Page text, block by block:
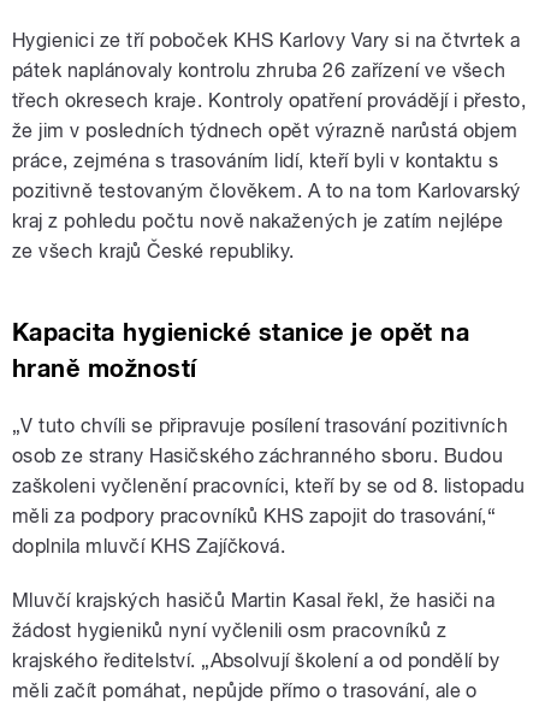
Hygienici ze tří poboček KHS Karlovy Vary si na čtvrtek a
pátek naplánovaly kontrolu zhruba 26 zařízení ve všech
třech okresech kraje. Kontroly opatření provádějí i přesto,
že jim v posledních týdnech opět výrazně narůstá objem
práce, zejména s trasováním lidí, kteří byli v kontaktu s
pozitivně testovaným člověkem. A to na tom Karlovarský
kraj z pohledu počtu nově nakažených je zatím nejlépe
ze všech krajů České republiky.
Kapacita hygienické stanice je opět na
hraně možností
„V tuto chvíli se připravuje posílení trasování pozitivních
osob ze strany Hasičského záchranného sboru. Budou
zaškoleni vyčlenění pracovníci, kteří by se od 8. listopadu
měli za podpory pracovníků KHS zapojit do trasování,“
doplnila mluvčí KHS Zajíčková.
Mluvčí krajských hasičů Martin Kasal řekl, že hasiči na
žádost hygieniků nyní vyčlenili osm pracovníků z
krajského ředitelství. „Absolvují školení a od pondělí by
měli začít pomáhat, nepůjde přímo o trasování, ale o